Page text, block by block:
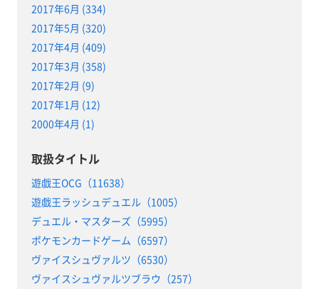
2017年6月 (334)
2017年5月 (320)
2017年4月 (409)
2017年3月 (358)
2017年2月 (9)
2017年1月 (12)
2000年4月 (1)
取扱タイトル
遊戯王OCG（11638）
遊戯王ラッシュデュエル（1005）
デュエル・マスターズ（5995）
ポケモンカードゲーム（6597）
ヴァイスシュヴァルツ（6530）
ヴァイスシュヴァルツブラウ（257）